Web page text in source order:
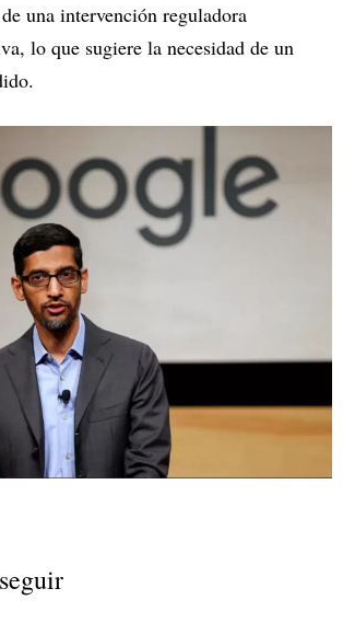
una intervención reguladora
lo que sugiere la necesidad de un